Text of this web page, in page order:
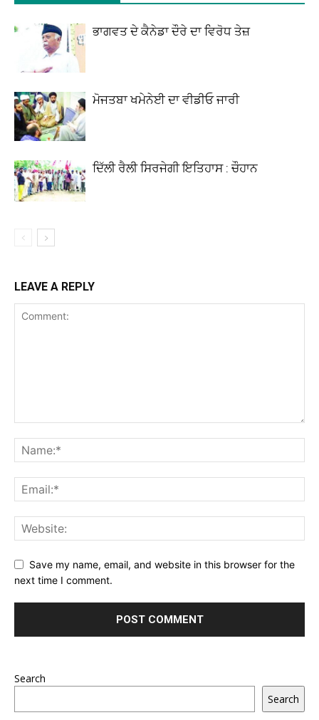
ਭਾਗਵਤ ਦੇ ਕੈਨੇਡਾ ਦੌਰੇ ਦਾ ਵਿਰੋਧ ਤੇਜ਼
ਮੋਜਤਬਾ ਖਮੇਨੇਈ ਦਾ ਵੀਡੀਓ ਜਾਰੀ
ਦਿੱਲੀ ਰੈਲੀ ਸਿਰਜੇਗੀ ਇਤਿਹਾਸ : ਚੌਹਾਨ
LEAVE A REPLY
Save my name, email, and website in this browser for the
next time I comment.
Search
Search